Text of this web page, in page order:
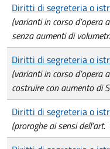
Diritti di segreteria o
(varianti in corso d’opera
senza aumenti di
Diritti di segreteria o
(varianti in corso d’opera
costruire con aumento di
Diritti di segreteria o
(proroghe ai sensi